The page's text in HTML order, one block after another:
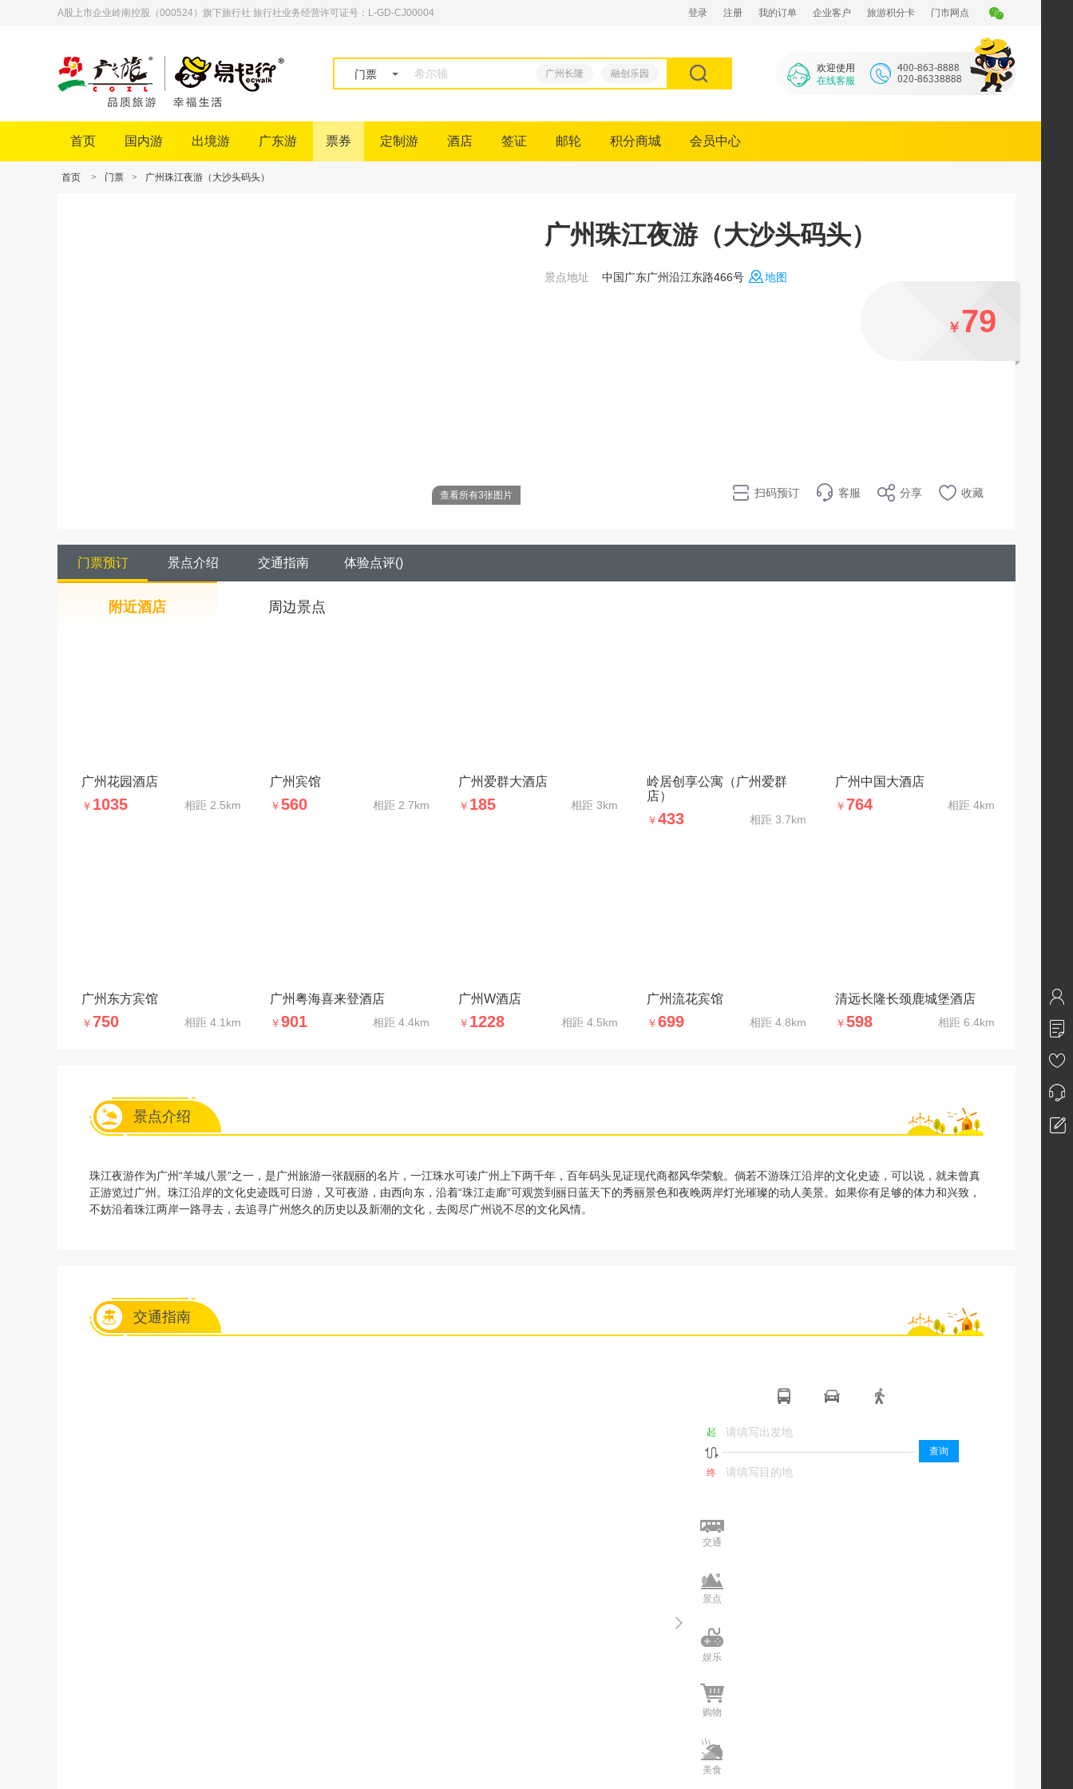
A股上市企业岭南控股（000524）旗下旅行社 旅行社业务经营许可证号：L-GD-CJ00004 登录 注册 我的订单 企业客户 旅游积分卡 门市网点
门票 广州长隆 融创乐园
欢迎使用
在线客服
首页 国内游 出境游 广东游 票券 定制游 酒店 签证 邮轮 积分商城 会员中心
首页 > 门票 > 广州珠江夜游（大沙头码头）
查看所有3张图片
广州珠江夜游（大沙头码头）
景点地址 中国广东广州沿江东路466号 地图
￥ 79
扫码预订 客服 分享 收藏
门票预订 景点介绍 交通指南 体验点评()
附近酒店 周边景点
广州花园酒店
￥ 1035 相距 2.5km
广州宾馆
￥560 相距 2.7km
广州爱群大酒店
￥ 185 相距 3km
岭居创享公寓（广州爱群
店）
￥433 相距 3.7km
广州中国大酒店
￥764 相距 4km
广州东方宾馆
￥750 相距 4.1km
广州粤海喜来登酒店
￥901 相距 4.4km
广州W酒店
￥ 1228 相距 4.5km
广州流花宾馆
￥699 相距 4.8km
清远长隆长颈鹿城堡酒店
￥598 相距 6.4km
景点介绍
珠江夜游作为广州“羊城八景”之一，是广州旅游一张靓丽的名片，一江珠水可读广州上下两千年，百年码头见证现代商都风华荣貌。倘若不游珠江沿岸的文化史迹，可以说，就未曾真
正游览过广州。珠江沿岸的文化史迹既可日游，又可夜游，由西向东，沿着“珠江走廊”可观赏到丽日蓝天下的秀丽景色和夜晚两岸灯光璀璨的动人美景。如果你有足够的体力和兴致，
不妨沿着珠江两岸一路寻去，去追寻广州悠久的历史以及新潮的文化，去阅尽广州说不尽的文化风情。
交通指南
起
终
查询
交通
景点
娱乐
购物
美食